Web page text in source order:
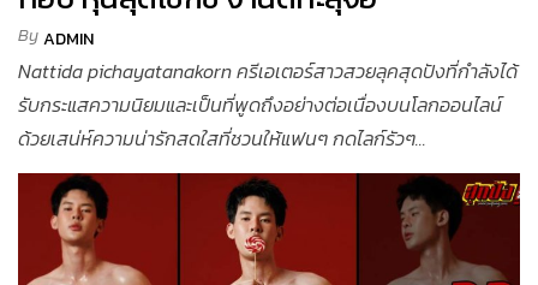
ByADMIN
Nattida pichayatanakorn ครีเอเตอร์สาวสวยลุคสุดปังที่กำลังได้
รับกระแสความนิยมและเป็นที่พูดถึงอย่างต่อเนื่องบนโลกออนไลน์
ด้วยเสน่ห์ความน่ารักสดใสที่ชวนให้แฟนๆ กดไลก์รัวๆ...